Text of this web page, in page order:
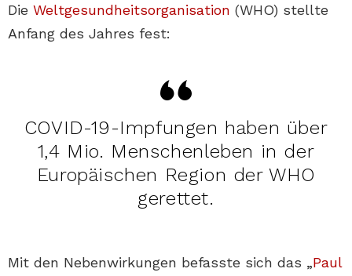
Die Weltgesundheitsorganisation (WHO) stellte
Anfang des Jahres fest:
COVID-19-Impfungen haben über
1,4 Mio. Menschenleben in der
Europäischen Region der WHO
gerettet.
Mit den Nebenwirkungen befasste sich das „Paul